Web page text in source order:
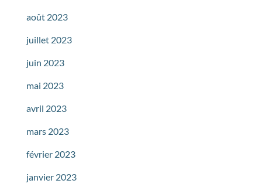
août 2023
juillet 2023
juin 2023
mai 2023
avril 2023
mars 2023
février 2023
janvier 2023